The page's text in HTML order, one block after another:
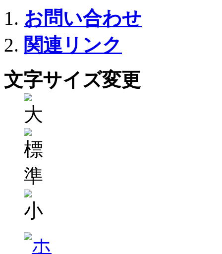
お問い合わせ
関連リンク
文字サイズ変更